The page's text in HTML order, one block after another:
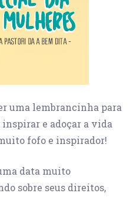
uma lembrancinha para
e adoçar a vida
fofo e inspirador!
data muito
sobre seus direitos,